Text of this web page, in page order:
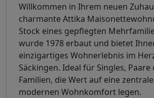
Willkommen in Ihrem neuen
charmante Attika
Stock eines gepflegten
wurde 1978 erbaut und bietet
einzigartiges Wohnerlebnis im
Säckingen. Ideal für Singles,
Familien, die Wert auf eine
modernen Wohnkomfort legen.